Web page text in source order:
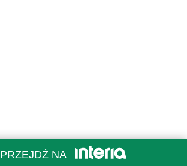
PRZEJDŹ NA